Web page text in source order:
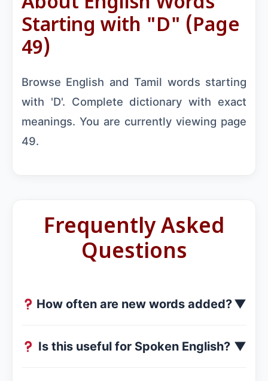
Starting with "D" (Page
49)
Browse English and Tamil words starting
with 'D'. Complete dictionary with exact
meanings. You are currently viewing page
49.
Frequently Asked
Questions
How often are new words added?▼
Is this useful for Spoken English? ▼